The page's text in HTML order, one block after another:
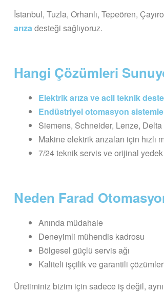
İstanbul, Tuzla, Orhanlı, Tepeören,
arızadesteği sağlıyoruz.
Hangi Çözümleri
Elektrik arıza ve acil teknik
Endüstriyel otomasyon
Siemens, Schneider, Lenze, Delta
Makine elektrik arızaları için hızlı
7/24 teknik servis ve orijinal
Neden Farad
Anında müdahale
Deneyimli mühendis kadrosu
Bölgesel güçlü servis ağı
Kaliteli işçilik ve garantili çözümler
Üretiminiz bizim için sadece iş değil,